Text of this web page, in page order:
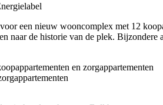
een nieuw wooncomplex met 12
naar de historie van de plek.